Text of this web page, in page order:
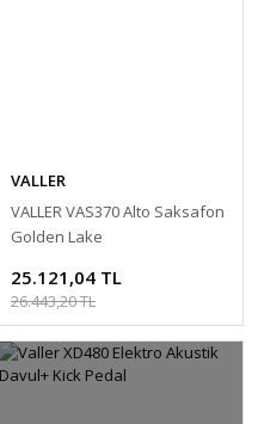
VALLER
VALLER VAS370 Alto Saksafon
Golden Lake
25.121,04 TL
26.443,20 TL